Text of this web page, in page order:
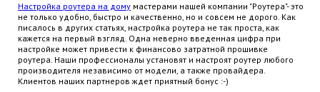
Настройка роутера на дому мастерами нашей компании "Роутера"- это
не только удобно, быстро и качественно, но и совсем не дорого. Как
писалось в других статьях, настройка роутера не так проста, как
кажется на первый взгляд. Одна неверно введенная цифра при
настройке может привести к финансово затратной прошивке
роутера. Наши профессионалы установят и настроят роутер любого
производителя независимо от модели, а также провайдера.
Клиентов наших партнеров ждет приятный бонус :-)